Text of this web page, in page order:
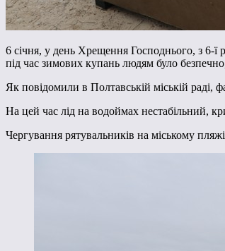
6 січня, у день Хрещення Господнього, з 6-
під час зимових купань людям було
Як повідомили в Полтавській міській раді,
На цей час лід на водоймах нестабільний,
Чергування рятувальників на міському